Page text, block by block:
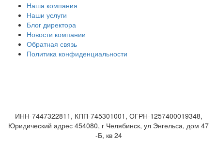
Наша компания
Наши услуги
Блог директора
Новости компании
Обратная связь
Политика конфиденциальности
ИНН-7447322811, КПП-745301001, ОГРН-1257400019348,
Юридический адрес 454080, г Челябинск, ул Энгельса, дом 47
-Б, кв 24